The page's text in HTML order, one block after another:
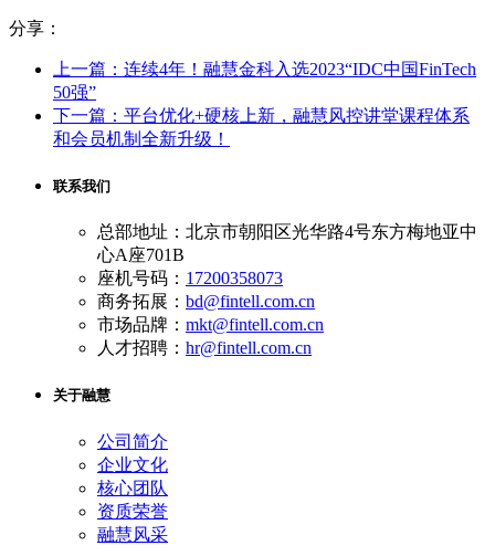
分享：
上一篇：连续4年！融慧金科入选2023“IDC中国FinTech
50强”
下一篇：平台优化+硬核上新，融慧风控讲堂课程体系
和会员机制全新升级！
联系我们
总部地址：北京市朝阳区光华路4号东方梅地亚中
心A座701B
座机号码： 17200358073
商务拓展： bd@fintell.com.cn
市场品牌： mkt@fintell.com.cn
人才招聘： hr@fintell.com.cn
关于融慧
公司简介
企业文化
核心团队
资质荣誉
融慧风采